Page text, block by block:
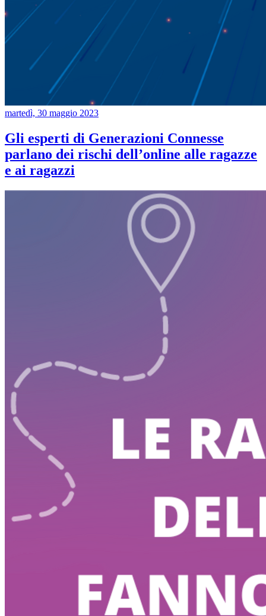
martedì, 30 maggio 2023
Gli esperti di Generazioni Connesse
parlano dei rischi dell’online alle ragazze
e ai ragazzi